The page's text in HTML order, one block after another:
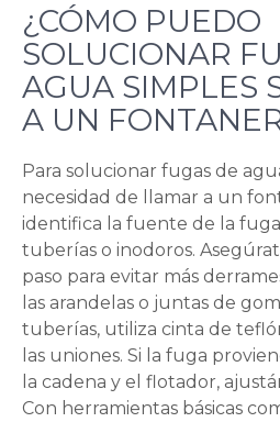
¿CÓMO PUEDO
SOLUCIONAR
AGUA SIMPLES
A UN
Para solucionar fugas de
necesidad de llamar a un
identifica la fuente de la
tuberías o inodoros.
paso para evitar más
las arandelas o juntas de
tuberías, utiliza cinta de
las uniones. Si la fuga
la cadena y el flotador,
Con herramientas básicas